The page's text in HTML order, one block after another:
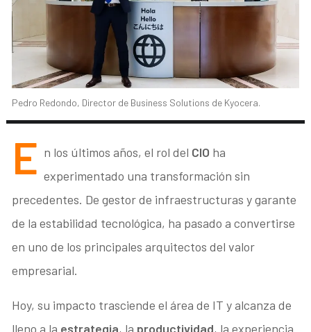
Pedro Redondo, Director de Business Solutions de Kyocera.
E n los últimos años, el rol del CIO ha
experimentado una transformación sin
precedentes. De gestor de infraestructuras y garante
de la estabilidad tecnológica, ha pasado a convertirse
en uno de los principales arquitectos del valor
empresarial.
Hoy, su impacto trasciende el área de IT y alcanza de
lleno a la estrategia, la productividad, la experiencia